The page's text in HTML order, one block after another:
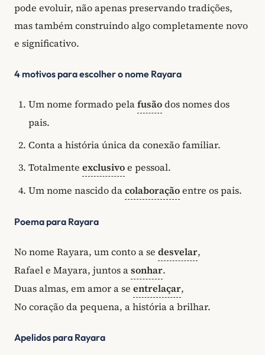
pode evoluir, não apenas preservando tradições,
mas também construindo algo completamente novo
e significativo.
4 motivos para escolher o nome Rayara
Um nome formado pelafusãodos nomes dos
pais.
Conta a história única da conexão familiar.
Totalmente exclusivoe pessoal.
Um nome nascido dacolaboraçãoentre os pais.
Poema para Rayara
No nome Rayara, um conto a se desvelar,
Rafael e Mayara, juntos asonhar.
Duas almas, em amor a se entrelaçar,
No coração da pequena, a história a brilhar.
Apelidos para Rayara